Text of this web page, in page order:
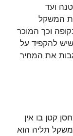
ועד
המשקל
וכך המוכר
להקפיד על
את המחיר
קטן בו אין
משקל תליה הוא